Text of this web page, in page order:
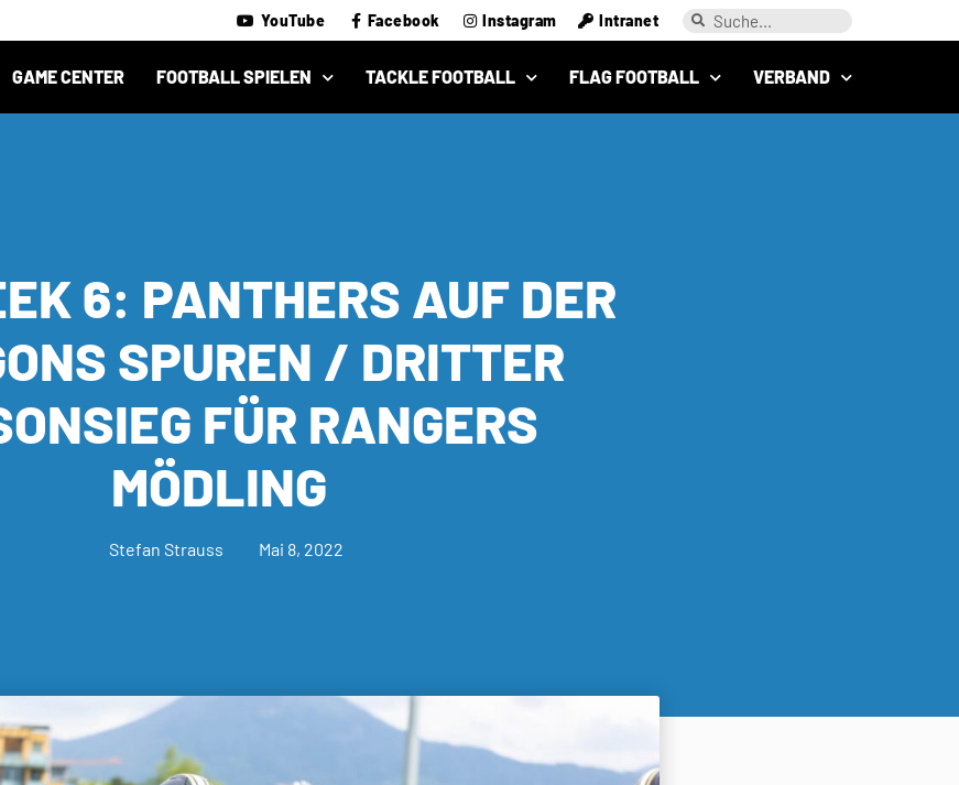
YouTube Facebook Instagram Intranet
GAME CENTER FOOTBALL SPIELEN TACKLE FOOTBALL FLAG FOOTBALL VERBAND
6: PANTHERS AUF DER
SPUREN / DRITTER
FÜR RANGERS
MÖDLING
Stefan Strauss Mai 8, 2022